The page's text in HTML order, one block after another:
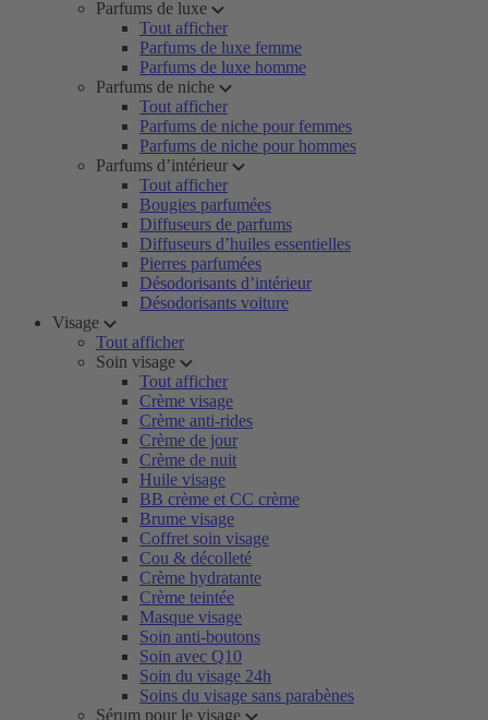
Parfums de luxe
Tout afficher
Parfums de luxe femme
Parfums de luxe homme
Parfums de niche
Tout afficher
Parfums de niche pour femmes
Parfums de niche pour hommes
Parfums d’intérieur
Tout afficher
Bougies parfumées
Diffuseurs de parfums
Diffuseurs d’huiles essentielles
Pierres parfumées
Désodorisants d’intérieur
Désodorisants voiture
Visage
Tout afficher
Soin visage
Tout afficher
Crème visage
Crème anti-rides
Crème de jour
Crème de nuit
Huile visage
BB crème et CC crème
Brume visage
Coffret soin visage
Cou & décolleté
Crème hydratante
Crème teintée
Masque visage
Soin anti-boutons
Soin avec Q10
Soin du visage 24h
Soins du visage sans parabènes
Sérum pour le visage